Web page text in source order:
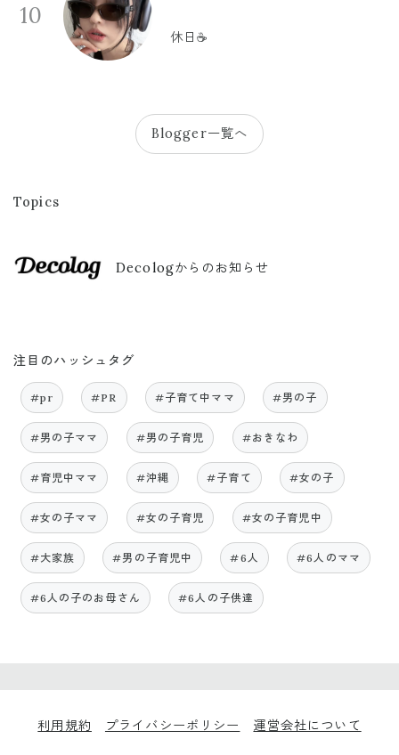
10
休日☕️
Blogger一覧へ
Topics
Decologからのお知らせ
注目のハッシュタグ
#pr #PR #子育て中ママ #男の子
#男の子ママ #男の子育児 #おきなわ
#育児中ママ #沖縄 #子育て #女の子
#女の子ママ #女の子育児 #女の子育児中
#大家族 #男の子育児中 #6人 #6人のママ
#6人の子のお母さん #6人の子供達
利用規約 プライバシーポリシー 運営会社について